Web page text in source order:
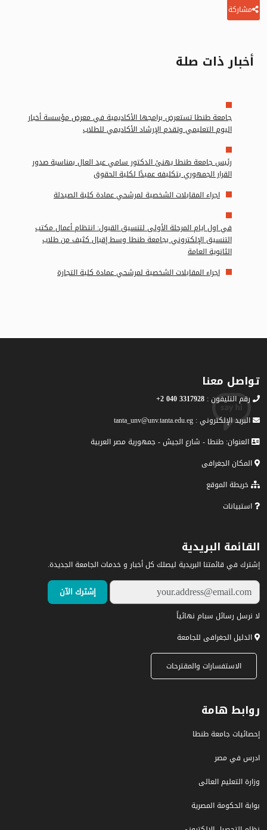
مشاركة
أخبار ذات صلة
جامعة طنطا تستعرض برامجها الأكاديمية في معرض مؤسسة أخبار
اليوم التعليمي وتقدم الإرشاد الأكاديمي للطلاب
رئيس جامعة طنطا يهنئ الدكتور سامي عبد العال بمناسبة صدور
القرار الجمهوري بتكليفه عميدًا لكلية الحقوق
اجراء المقابلات الشخصية لمرشحي عمادة كلية الصيدلة
في اول ايام المرحلة الأولى لتنسيق القبول: انتظام أعمال مكتب
التنسيق الإلكتروني بجامعة طنطا وسط إقبال كثيف من طلاب
الثانوية العامة
اجراء المقابلات الشخصية لمرشحي عمادة كلية التجارة
تواصل معنا
رقم التليفون : 3317928 040 2+
البريد الإلكتروني : tanta_unv@unv.tanta.edu.eg
العنوان: طنطا - شارع الجيش - جمهورية مصر العربية
المكان الجغرافى
خريطة الموقع
استبيانات
القائمة البريدية
إشترك في قائمتنا البريدية ليصلك كل أخبار و خدمات الجامعة الجديدة.
لا نرسل رسائل سبام نهائياً
الدليل الجغرافى للجامعة
الاستفسارات والمقترحات
روابط هامة
إحصائيات جامعة طنطا
ادرس في مصر
وزارة التعليم العالى
بوابة الحكومة المصرية